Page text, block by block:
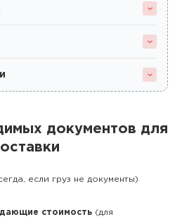
документов для
если груз не документы)
стоимость (для